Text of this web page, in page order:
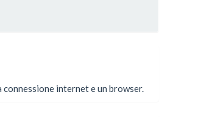
internet e un browser.